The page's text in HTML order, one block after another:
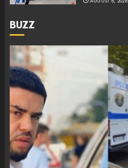
BUZZ